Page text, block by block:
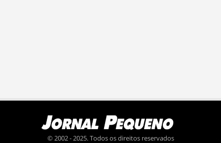
© 2002 - 2025. Todos os direitos reservados